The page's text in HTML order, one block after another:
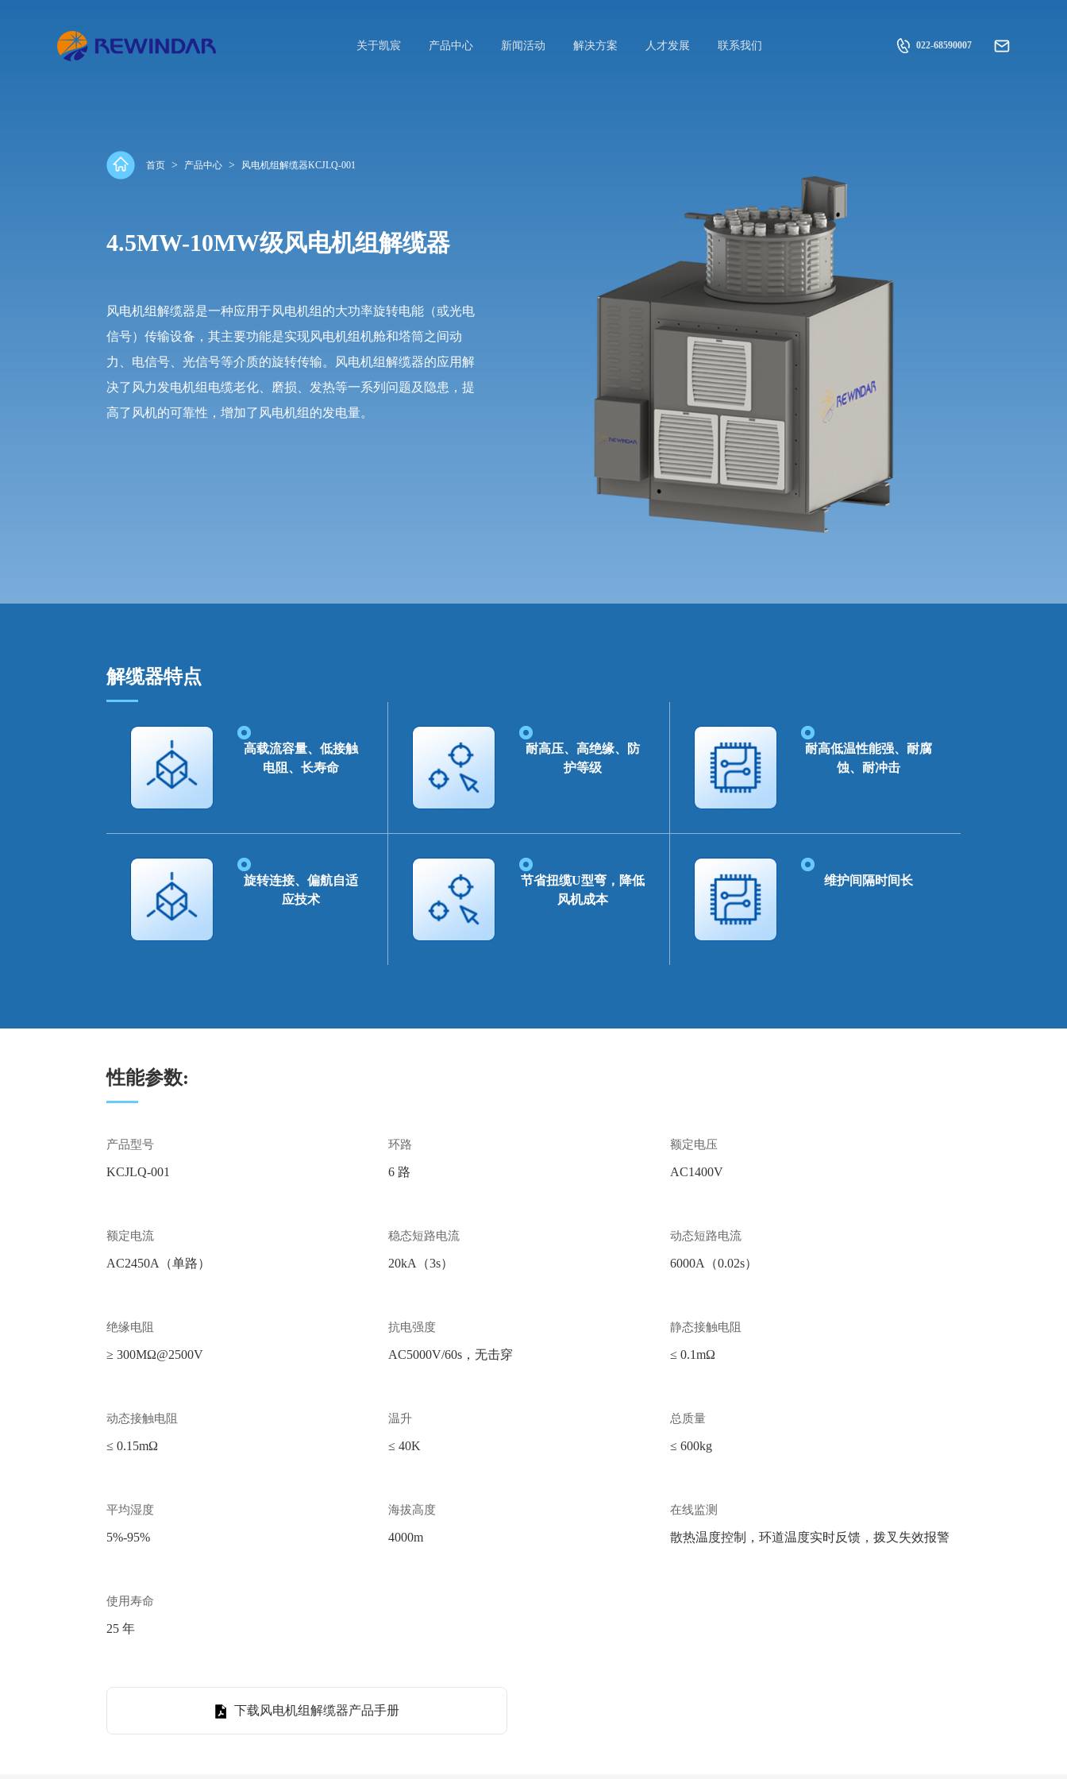
022-68590007
关于凯宸 产品中心 新闻活动 解决方案 人才发展 联系我们
首页 > 产品中心 > 风电机组解缆器KCJLQ-001
4.5MW-10MW级风电机组解缆器
风电机组解缆器是一种应用于风电机组的大功率旋转电能（或光电
信号）传输设备，其主要功能是实现风电机组机舱和塔筒之间动
力、电信号、光信号等介质的旋转传输。风电机组解缆器的应用解
决了风力发电机组电缆老化、磨损、发热等一系列问题及隐患，提
高了风机的可靠性，增加了风电机组的发电量。
解缆器特点
高载流容量、低接触
电阻、长寿命
耐高压、高绝缘、防
护等级
耐高低温性能强、耐腐
蚀、耐冲击
旋转连接、偏航自适
应技术
节省扭缆U型弯，降低
风机成本
维护间隔时间长
性能参数:
产品型号
KCJLQ-001
环路
6 路
额定电压
AC1400V
额定电流
AC2450A（单路）
稳态短路电流
20kA（3s）
动态短路电流
6000A（0.02s）
绝缘电阻
≥ 300MΩ@2500V
抗电强度
AC5000V/60s，无击穿
静态接触电阻
≤ 0.1mΩ
动态接触电阻
≤ 0.15mΩ
温升
≤ 40K
总质量
≤ 600kg
平均湿度
5%-95%
海拔高度
4000m
在线监测
散热温度控制，环道温度实时反馈，拨叉失效报警
使用寿命
25 年
下载风电机组解缆器产品手册